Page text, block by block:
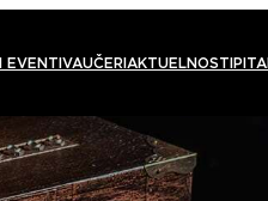
EVENTIVAUČERIAKTUELNOSTI